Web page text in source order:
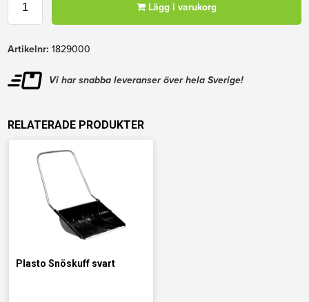
Lägg i varukorg
Artikelnr: 1829000
Vi har snabba leveranser över hela Sverige!
RELATERADE PRODUKTER
Plasto Snöskuff svart